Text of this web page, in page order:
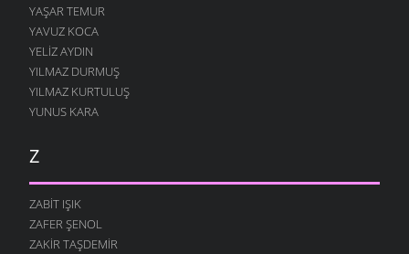
YAŞAR TEMUR
YAVUZ KOCA
YELIZ AYDIN
YILMAZ DURMUŞ
YILMAZ KURTULUŞ
YUNUS KARA
Z
ZABIT IŞIK
ZAFER ŞENOL
ZAKIR TAŞDEMIR